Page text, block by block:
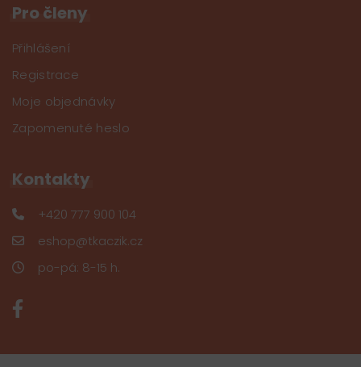
Pro členy
Přihlášení
Registrace
Moje objednávky
Zapomenuté heslo
Kontakty
+420 777 900 104
eshop@tkaczik.cz
po-pá: 8-15 h.